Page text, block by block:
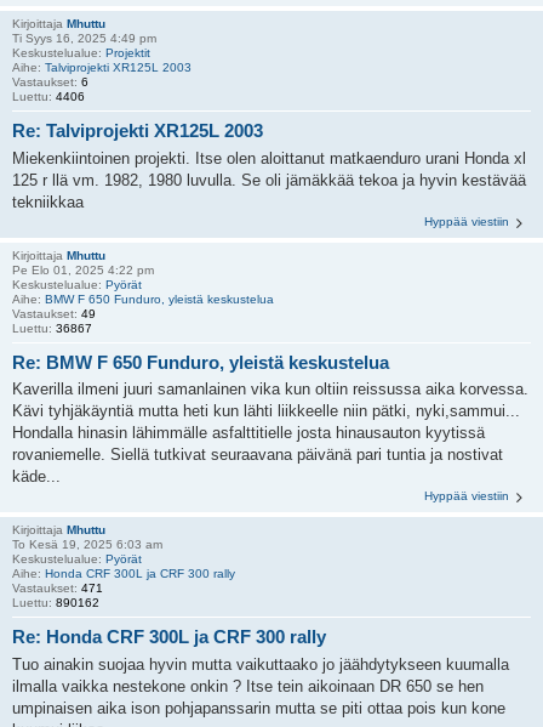
Kirjoittaja Mhuttu
Ti Syys 16, 2025 4:49 pm
Keskustelualue: Projektit
Aihe: Talviprojekti XR125L 2003
Vastaukset: 6
Luettu: 4406
Re: Talviprojekti XR125L 2003
Miekenkiintoinen projekti. Itse olen aloittanut matkaenduro urani Honda xl
125 r llä vm. 1982, 1980 luvulla. Se oli jämäkkää tekoa ja hyvin kestävää
tekniikkaa
Hyppää viestiin
Kirjoittaja Mhuttu
Pe Elo 01, 2025 4:22 pm
Keskustelualue: Pyörät
Aihe: BMW F 650 Funduro, yleistä keskustelua
Vastaukset: 49
Luettu: 36867
Re: BMW F 650 Funduro, yleistä keskustelua
Kaverilla ilmeni juuri samanlainen vika kun oltiin reissussa aika korvessa.
Kävi tyhjäkäyntiä mutta heti kun lähti liikkeelle niin pätki, nyki,sammui...
Hondalla hinasin lähimmälle asfalttitielle josta hinausauton kyytissä
rovaniemelle. Siellä tutkivat seuraavana päivänä pari tuntia ja nostivat
käde...
Hyppää viestiin
Kirjoittaja Mhuttu
To Kesä 19, 2025 6:03 am
Keskustelualue: Pyörät
Aihe: Honda CRF 300L ja CRF 300 rally
Vastaukset: 471
Luettu: 890162
Re: Honda CRF 300L ja CRF 300 rally
Tuo ainakin suojaa hyvin mutta vaikuttaako jo jäähdytykseen kuumalla
ilmalla vaikka nestekone onkin ? Itse tein aikoinaan DR 650 se hen
umpinaisen aika ison pohjapanssarin mutta se piti ottaa pois kun kone